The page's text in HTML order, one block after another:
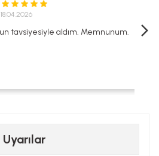
Memnunum.